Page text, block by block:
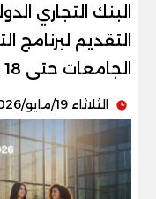
التقديم لبرنامج
الجامعات حتى 18 يونيو
الثلاثاء 19/مايو/2026 - 12:34 م